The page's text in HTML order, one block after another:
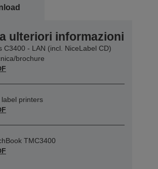
ulteriori informazioni
C3400 - LAN (incl. NiceLabel CD)
brochure
label printers
TMC3400